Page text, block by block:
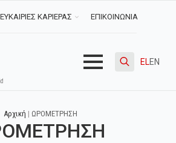
ΕΥΚΑΙΡΙΕΣ ΚΑΡΙΕΡΑΣ ΕΠΙΚΟΙΝΩΝΙΑ
ELEN
Αρχική | ΩΡΟΜΕΤΡΗΣΗ